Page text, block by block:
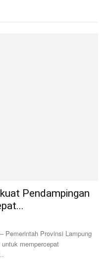
Pendampingan
Pemerintah Provinsi Lampung
mempercepat